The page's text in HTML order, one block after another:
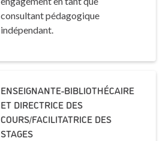
consultant pédagogique
indépendant.
ENSEIGNANTE-BIBLIOTHÉCAIRE
ET DIRECTRICE DES
COURS/FACILITATRICE DES
STAGES